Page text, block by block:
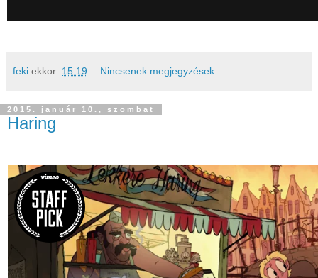
feki ekkor: 15:19 Nincsenek megjegyzések:
2015. január 10., szombat
Haring